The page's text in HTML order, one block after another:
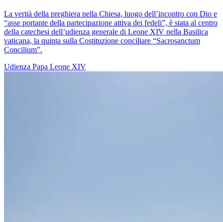
La verità della preghiera nella Chiesa, luogo dell’incontro con Dio e
“asse portante della partecipazione attiva dei fedeli”, è stata al centro
della catechesi dell’udienza generale di Leone XIV nella Basilica
vaticana, la quinta sulla Costituzione conciliare “Sacrosanctum
Concilium”.
Udienza Papa Leone XIV